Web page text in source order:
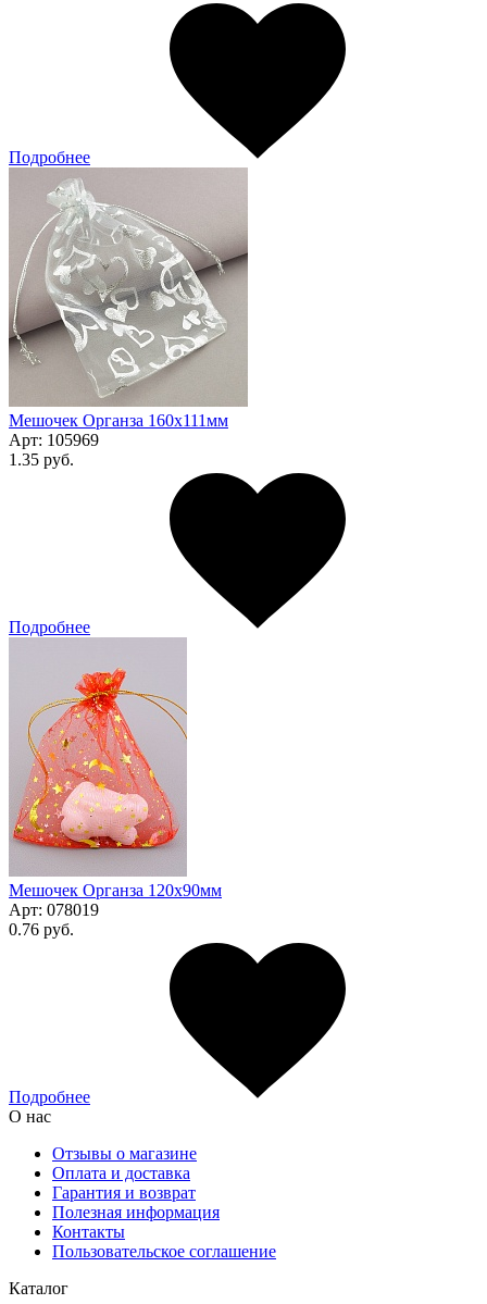
Подробнее
Мешочек Органза 160x111мм
Арт: 105969
1.35 руб.
Подробнее
Мешочек Органза 120x90мм
Арт: 078019
0.76 руб.
Подробнее
О нас
Отзывы о магазине
Оплата и доставка
Гарантия и возврат
Полезная информация
Контакты
Пользовательское соглашение
Каталог